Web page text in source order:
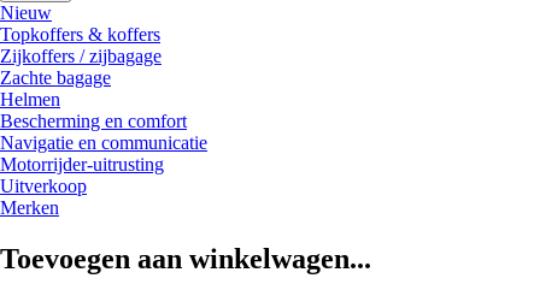
Nieuw
Topkoffers & koffers
Zijkoffers / zijbagage
Zachte bagage
Helmen
Bescherming en comfort
Navigatie en communicatie
Motorrijder-uitrusting
Uitverkoop
Merken
Toevoegen aan winkelwagen...